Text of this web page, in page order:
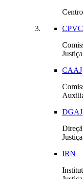
CPVC
CAAJ
DGAJ
IRN